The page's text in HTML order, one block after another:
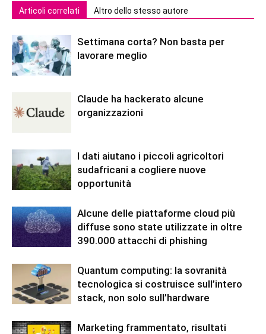
Articoli correlati Altro dello stesso autore
Settimana corta? Non basta per
lavorare meglio
Claude ha hackerato alcune
organizzazioni
I dati aiutano i piccoli agricoltori
sudafricani a cogliere nuove
opportunità
Alcune delle piattaforme cloud più
diffuse sono state utilizzate in oltre
390.000 attacchi di phishing
Quantum computing: la sovranità
tecnologica si costruisce sull’intero
stack, non solo sull’hardware
Marketing frammentato, risultati